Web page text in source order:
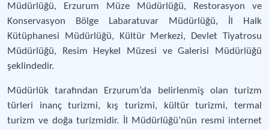
Müdürlüğü, Erzurum Müze Müdürlüğü, Restorasyon ve
Konservasyon Bölge Labaratuvar Müdürlüğü, İl Halk
Kütüphanesi Müdürlüğü, Kültür Merkezi, Devlet Tiyatrosu
Müdürlüğü, Resim Heykel Müzesi ve Galerisi Müdürlüğü
şeklindedir.
Müdürlük tarafından Erzurum’da belirlenmiş olan turizm
türleri inanç turizmi, kış turizmi, kültür turizmi, termal
turizm ve doğa turizmidir. İl Müdürlüğü’nün resmi internet